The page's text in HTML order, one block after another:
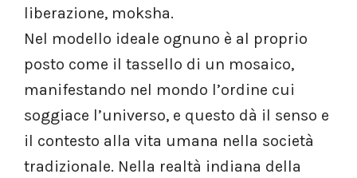
liberazione, moksha.
Nel modello ideale ognuno è al proprio
posto come il tassello di un mosaico,
manifestando nel mondo l’ordine cui
soggiace l’universo, e questo dà il senso e
il contesto alla vita umana nella società
tradizionale. Nella realtà indiana della